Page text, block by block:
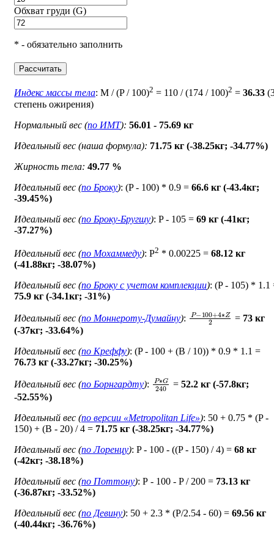
Обхват груди (G)
* - обязательно заполнить
Рассчитать
Индекс массы тела: M / (P / 100)2 = 110 / (174 / 100)2 = 36.33
степень ожирения)
Нормальный вес (по ИМТ): 56.01 - 75.69 кг
Идеальный вес (наша формула): 71.75 кг (-38.25кг; -34.77%)
Жирность тела: 49.77 %
Идеальный вес (по Броку): (P - 100) * 0.9 = 66.6 кг (-43.4кг;
-39.45%)
Идеальный вес (по Броку-Бругшу): P - 105 = 69 кг (-41кг;
-37.27%)
Идеальный вес (по Мохаммеду): P2 * 0.00225 = 68.12 кг
(-41.88кг; -38.07%)
Идеальный вес (по Броку c учетом комплекции): (P - 105) * 1.1
75.9 кг (-34.1кг; -31%)
Идеальный вес (по Моннероту-Думайну): P− 100 +4∗ 2
= 73 кг
(-37кг; -33.64%)
Идеальный вес (по Креффу): (P - 100 + (B / 10)) * 0.9 * 1.1 =
76.73 кг (-33.27кг; -30.25%)
Идеальный вес (по Борнгардту): P∗G 240
=52.2 кг (-57.8кг;
-52.55%)
Идеальный вес (по версии «Metropolitan Life»): 50 + 0.75 * (P -
150) + (B - 20) / 4 = 71.75 кг (-38.25кг; -34.77%)
Идеальный вес (по Лоренцу): P - 100 - ((P - 150) / 4) = 68 кг
(-42кг; -38.18%)
Идеальный вес (по Поттону): Р - 100 - P / 200 = 73.13 кг
(-36.87кг; -33.52%)
Идеальный вес (по Девину): 50 + 2.3 * (P/2.54 - 60) = 69.56 кг
(-40.44кг; -36.76%)